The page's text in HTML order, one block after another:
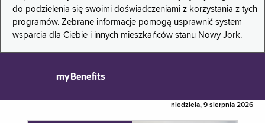
do podzielenia się swoimi doświadczeniami z korzystania z tych
programów. Zebrane informacje pomogą usprawnić system
wsparcia dla Ciebie i innych mieszkańców stanu Nowy Jork.
myBenefits
niedziela, 9 sierpnia 2026